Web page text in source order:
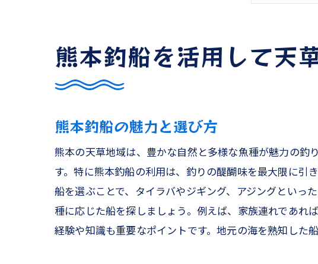
釣
思
アコウ
熊本釣船を活用して天
熊本釣船の魅力と選び方
熊本の天草地域は、豊かな自然と多様な魚種が魅力の釣
す。特に熊本釣船の利用は、釣りの醍醐味を最大限に引
船を選ぶことで、タイラバやジギング、アジングといっ
種に応じた船を探しましょう。例えば、家族連れであれ
経験や知識も重要なポイントです。地元の海を熟知した